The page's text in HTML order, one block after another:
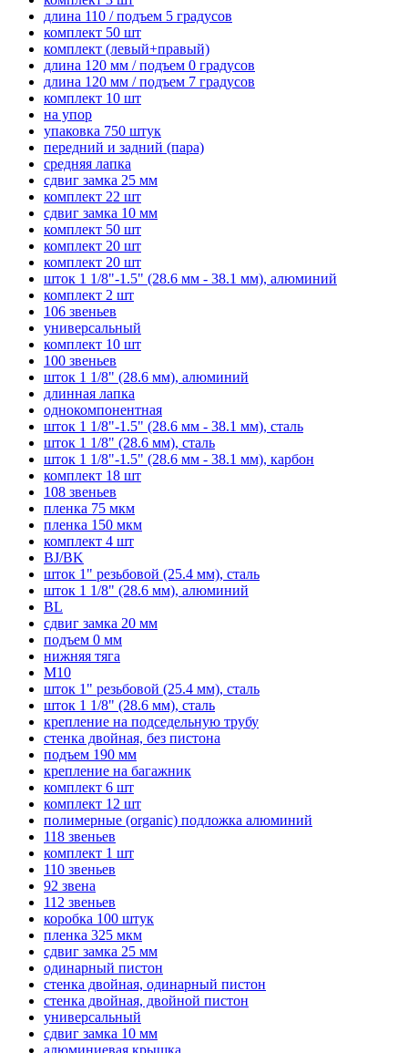
длина 110 / подъем 5 градусов
комплект 50 шт
комплект (левый+правый)
длина 120 мм / подъем 0 градусов
длина 120 мм / подъем 7 градусов
комплект 10 шт
на упор
упаковка 750 штук
передний и задний (пара)
средняя лапка
сдвиг замка 25 мм
комплект 22 шт
сдвиг замка 10 мм
комплект 50 шт
комплект 20 шт
комплект 20 шт
шток 1 1/8"-1.5" (28.6 мм - 38.1 мм), алюминий
комплект 2 шт
106 звеньев
универсальный
комплект 10 шт
100 звеньев
шток 1 1/8" (28.6 мм), алюминий
длинная лапка
однокомпонентная
шток 1 1/8"-1.5" (28.6 мм - 38.1 мм), сталь
шток 1 1/8" (28.6 мм), сталь
шток 1 1/8"-1.5" (28.6 мм - 38.1 мм), карбон
комплект 18 шт
108 звеньев
пленка 75 мкм
пленка 150 мкм
комплект 4 шт
BJ/BK
шток 1" резьбовой (25.4 мм), сталь
шток 1 1/8" (28.6 мм), алюминий
BL
сдвиг замка 20 мм
подъем 0 мм
нижняя тяга
M10
шток 1" резьбовой (25.4 мм), сталь
шток 1 1/8" (28.6 мм), сталь
крепление на подседельную трубу
стенка двойная, без пистона
подъем 190 мм
крепление на багажник
комплект 6 шт
комплект 12 шт
полимерные (organic) подложка алюминий
118 звеньев
комплект 1 шт
110 звеньев
92 звена
112 звеньев
коробка 100 штук
пленка 325 мкм
сдвиг замка 25 мм
одинарный пистон
стенка двойная, одинарный пистон
стенка двойная, двойной пистон
универсальный
сдвиг замка 10 мм